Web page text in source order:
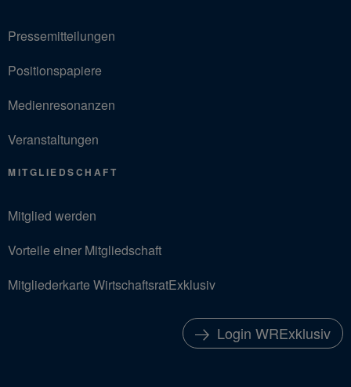
Pressemitteilungen
Positionspapiere
Medienresonanzen
Veranstaltungen
MITGLIEDSCHAFT
Mitglied werden
Vorteile einer Mitgliedschaft
Mitgliederkarte WirtschaftsratExklusiv
Login WRExklusiv